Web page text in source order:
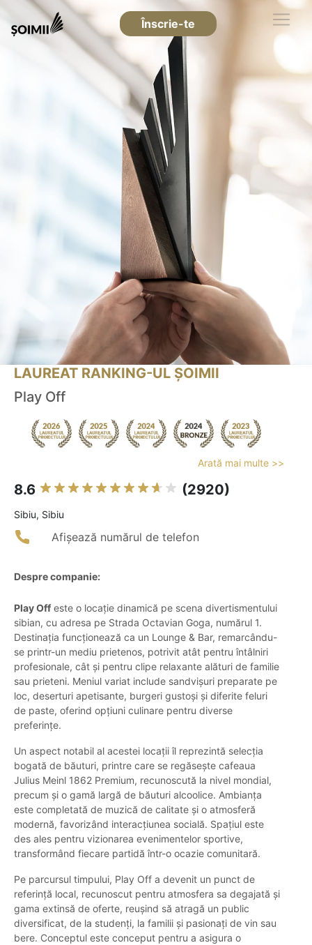
Înscrie-te
LAUREAT RANKING-UL ȘOIMII
Play Off
Arată mai multe >>
8.6 (2920)
Sibiu, Sibiu
Afișează numărul de telefon
Despre companie:
Play Off este o locație dinamică pe scena divertismentului
sibian, cu adresa pe Strada Octavian Goga, numărul 1.
Destinația funcționează ca un Lounge & Bar, remarcându-
se printr-un mediu prietenos, potrivit atât pentru întâlniri
profesionale, cât și pentru clipe relaxante alături de familie
sau prieteni. Meniul variat include sandvișuri preparate pe
loc, deserturi apetisante, burgeri gustoși și diferite feluri
de paste, oferind opțiuni culinare pentru diverse
preferințe.
Un aspect notabil al acestei locații îl reprezintă selecția
bogată de băuturi, printre care se regăsește cafeaua
Julius Meinl 1862 Premium, recunoscută la nivel mondial,
precum și o gamă largă de băuturi alcoolice. Ambianța
este completată de muzică de calitate și o atmosferă
modernă, favorizând interacțiunea socială. Spațiul este
des ales pentru vizionarea evenimentelor sportive,
transformând fiecare partidă într-o ocazie comunitară.
Pe parcursul timpului, Play Off a devenit un punct de
referință local, recunoscut pentru atmosfera sa degajată și
gama extinsă de oferte, reușind să atragă un public
diversificat, de la studenți, la familii și pasionați de vin sau
bere. Conceptul este conceput pentru a asigura o